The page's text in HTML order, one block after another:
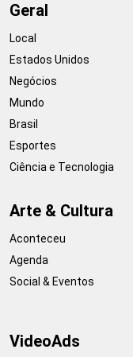
Geral
Local
Estados Unidos
Negócios
Mundo
Brasil
Esportes
Ciência e Tecnologia
Arte & Cultura
Aconteceu
Agenda
Social & Eventos
VideoAds